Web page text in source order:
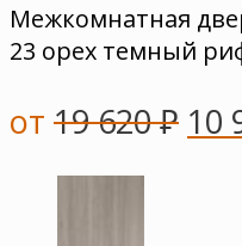
Межкомнатная
23 орех темный
от 19 620₽ 10